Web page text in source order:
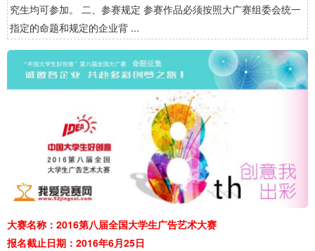
究生均可参加。 二、参赛规定 参赛作品必须按照大广赛组委会统一
指定的命题和规定的企业背 ...
大赛名称：2016第八届全国大学生广告艺术大赛
报名截止日期：2016年6月25日